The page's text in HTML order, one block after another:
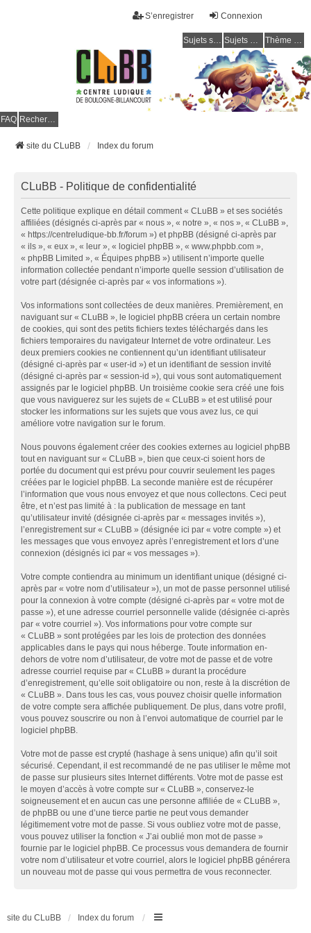
Connexion
S’enregistrer
Sujets sans réponse Sujets actifs Thème clair / foncé
FAQ Rechercher
site du CLuBB Index du forum
CLuBB - Politique de confidentialité
Cette politique explique en détail comment « CLuBB » et ses sociétés
affiliées (désignés ci-après par « nous », « notre », « nos », « CLuBB »,
« https://centreludique-bb.fr/forum ») et phpBB (désigné ci-après par
« ils », « eux », « leur », « logiciel phpBB », « www.phpbb.com »,
« phpBB Limited », « Équipes phpBB ») utilisent n’importe quelle
information collectée pendant n’importe quelle session d’utilisation de
votre part (désignée ci-après par « vos informations »).
Vos informations sont collectées de deux manières. Premièrement, en
naviguant sur « CLuBB », le logiciel phpBB créera un certain nombre
de cookies, qui sont des petits fichiers textes téléchargés dans les
fichiers temporaires du navigateur Internet de votre ordinateur. Les
deux premiers cookies ne contiennent qu’un identifiant utilisateur
(désigné ci-après par « user-id ») et un identifiant de session invité
(désigné ci-après par « session-id »), qui vous sont automatiquement
assignés par le logiciel phpBB. Un troisième cookie sera créé une fois
que vous naviguerez sur les sujets de « CLuBB » et est utilisé pour
stocker les informations sur les sujets que vous avez lus, ce qui
améliore votre navigation sur le forum.
Nous pouvons également créer des cookies externes au logiciel phpBB
tout en naviguant sur « CLuBB », bien que ceux-ci soient hors de
portée du document qui est prévu pour couvrir seulement les pages
créées par le logiciel phpBB. La seconde manière est de récupérer
l’information que vous nous envoyez et que nous collectons. Ceci peut
être, et n’est pas limité à : la publication de message en tant
qu’utilisateur invité (désignée ci-après par « messages invités »),
l’enregistrement sur « CLuBB » (désignée ici par « votre compte ») et
les messages que vous envoyez après l’enregistrement et lors d’une
connexion (désignés ici par « vos messages »).
Votre compte contiendra au minimum un identifiant unique (désigné ci-
après par « votre nom d’utilisateur »), un mot de passe personnel utilisé
pour la connexion à votre compte (désigné ci-après par « votre mot de
passe »), et une adresse courriel personnelle valide (désignée ci-après
par « votre courriel »). Vos informations pour votre compte sur
« CLuBB » sont protégées par les lois de protection des données
applicables dans le pays qui nous héberge. Toute information en-
dehors de votre nom d’utilisateur, de votre mot de passe et de votre
adresse courriel requise par « CLuBB » durant la procédure
d’enregistrement, qu’elle soit obligatoire ou non, reste à la discrétion de
« CLuBB ». Dans tous les cas, vous pouvez choisir quelle information
de votre compte sera affichée publiquement. De plus, dans votre profil,
vous pouvez souscrire ou non à l’envoi automatique de courriel par le
logiciel phpBB.
Votre mot de passe est crypté (hashage à sens unique) afin qu’il soit
sécurisé. Cependant, il est recommandé de ne pas utiliser le même mot
de passe sur plusieurs sites Internet différents. Votre mot de passe est
le moyen d’accès à votre compte sur « CLuBB », conservez-le
soigneusement et en aucun cas une personne affiliée de « CLuBB »,
de phpBB ou une d’une tierce partie ne peut vous demander
légitimement votre mot de passe. Si vous oubliez votre mot de passe,
vous pouvez utiliser la fonction « J’ai oublié mon mot de passe »
fournie par le logiciel phpBB. Ce processus vous demandera de fournir
votre nom d’utilisateur et votre courriel, alors le logiciel phpBB générera
un nouveau mot de passe qui vous permettra de vous reconnecter.
site du CLuBB Index du forum